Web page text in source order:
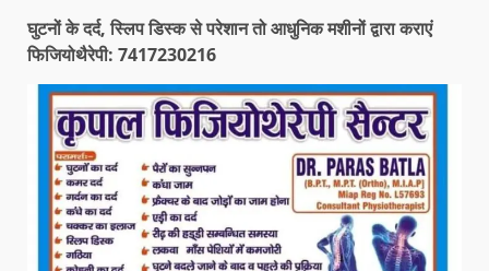
घुटनों के दर्द, स्लिप डिस्क से परेशान तो आधुनिक मशीनों द्वारा कराएं
फिजियोथैरेपी: 7417230216